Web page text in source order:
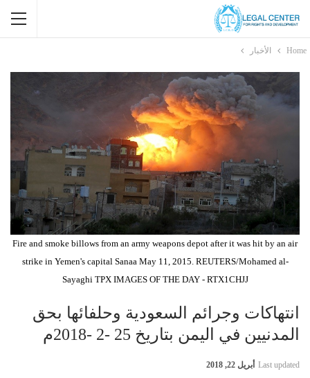
Home الأخبار
Fire and smoke billows from an army weapons depot after it was hit by an air
strike in Yemen's capital Sanaa May 11, 2015. REUTERS/Mohamed al-
Sayaghi TPX IMAGES OF THE DAY - RTX1CHJJ
انتهاكات وجرائم السعودية وحلفائها بحق
المدنيين في اليمن بتاريخ 25 -2 -2018م
Last updated أبريل 22, 2018